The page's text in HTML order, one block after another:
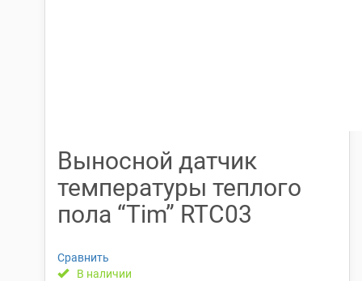
Выносной датчик
температуры теплого
пола “Tim” RTC03
Сравнить
В наличии